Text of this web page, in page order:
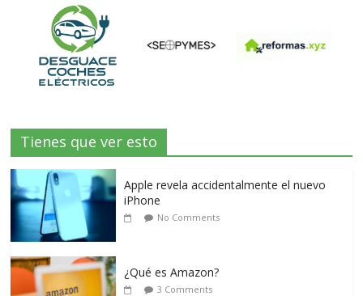
Tienes que ver esto
Apple revela accidentalmente el nuevo
iPhone
No Comments
¿Qué es Amazon?
3 Comments